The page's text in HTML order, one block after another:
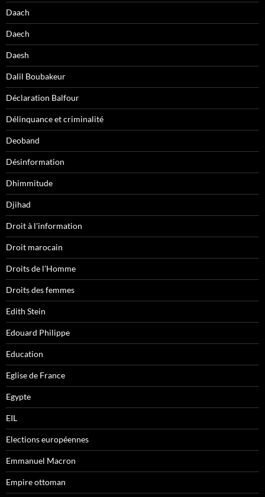
Daach
Daech
Daesh
Dalil Boubakeur
Déclaration Balfour
Délinquance et criminalité
Deoband
Désinformation
Dhimmitude
Djihad
Droit à l'information
Droit marocain
Droits de l'Homme
Droits des femmes
Edith Stein
Edouard Philippe
Education
Eglise de France
Egypte
EIL
Elections européennes
Emmanuel Macron
Empire ottoman